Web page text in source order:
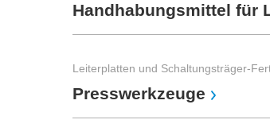
Handhabungsmittel für
Presswerkzeuge